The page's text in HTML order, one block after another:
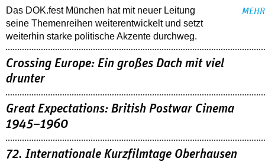
Das DOK.fest München hat mit neuer Leitung
seine Themenreihen weiterentwickelt und setzt
weiterhin starke politische Akzente durchweg.
MEHR
Crossing Europe: Ein großes Dach mit viel
drunter
Great Expectations: British Postwar Cinema
1945–1960
72. Internationale Kurzfilmtage Oberhausen